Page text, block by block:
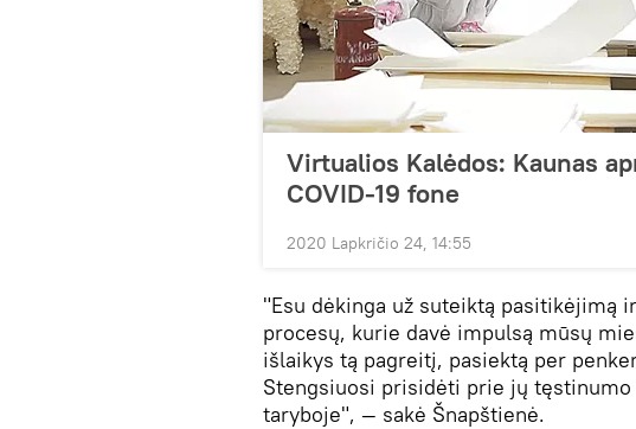
Virtualios Kalėdos: Kaunas
COVID-19 fone
2020 Lapkričio 24, 14:55
"Esu dėkinga už suteiktą
procesų, kurie davė impulsą mūsų
išlaikys tą pagreitį, pasiektą per
Stengsiuosi prisidėti prie jų
taryboje", — sakė Šnapštienė.